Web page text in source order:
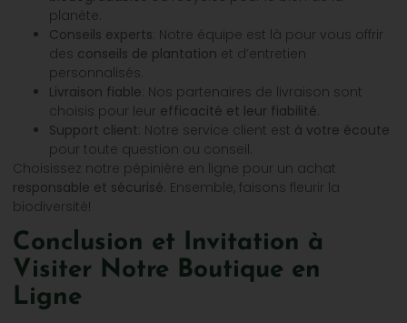
planète.
Conseils experts : Notre équipe est là pour vous offrir
des conseils de plantation et d’entretien
personnalisés.
Livraison fiable : Nos partenaires de livraison sont
choisis pour leur efficacité et leur fiabilité
Support client : Notre service client est à votre écoute
pour toute question ou conseil.
Choisissez notre pépinière en ligne pour un achat
responsable et sécurisé . Ensemble, faisons fleurir la
biodiversité!
Conclusion et Invitation à
Visiter Notre Boutique en
Ligne